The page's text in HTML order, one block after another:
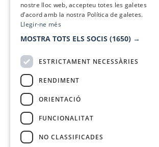
nostre lloc web, accepteu totes les galetes
d’acord amb la nostra Política de galetes.
Llegir-ne més
MOSTRA TOTS ELS SOCIS (1650) →
ESTRICTAMENT NECESSÀRIES
RENDIMENT
ORIENTACIÓ
FUNCIONALITAT
NO CLASSIFICADES